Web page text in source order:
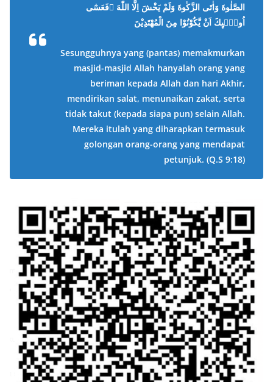
الصَّلٰوةَ وَاٰتَى الزَّكٰوةَ وَلَمْ يَخْشَ اِلَّا اللّٰهَ ۗفَعَسٰٓى
اُولٰۤىِٕكَ اَنْ يَّكُوْنُوْا مِنَ الْمُهْتَدِيْنَ
Sesungguhnya yang (pantas) memakmurkan
masjid-masjid Allah hanyalah orang yang
beriman kepada Allah dan hari Akhir,
mendirikan salat, menunaikan zakat, serta
tidak takut (kepada siapa pun) selain Allah.
Mereka itulah yang diharapkan termasuk
golongan orang-orang yang mendapat
petunjuk. (Q.S 9:18)